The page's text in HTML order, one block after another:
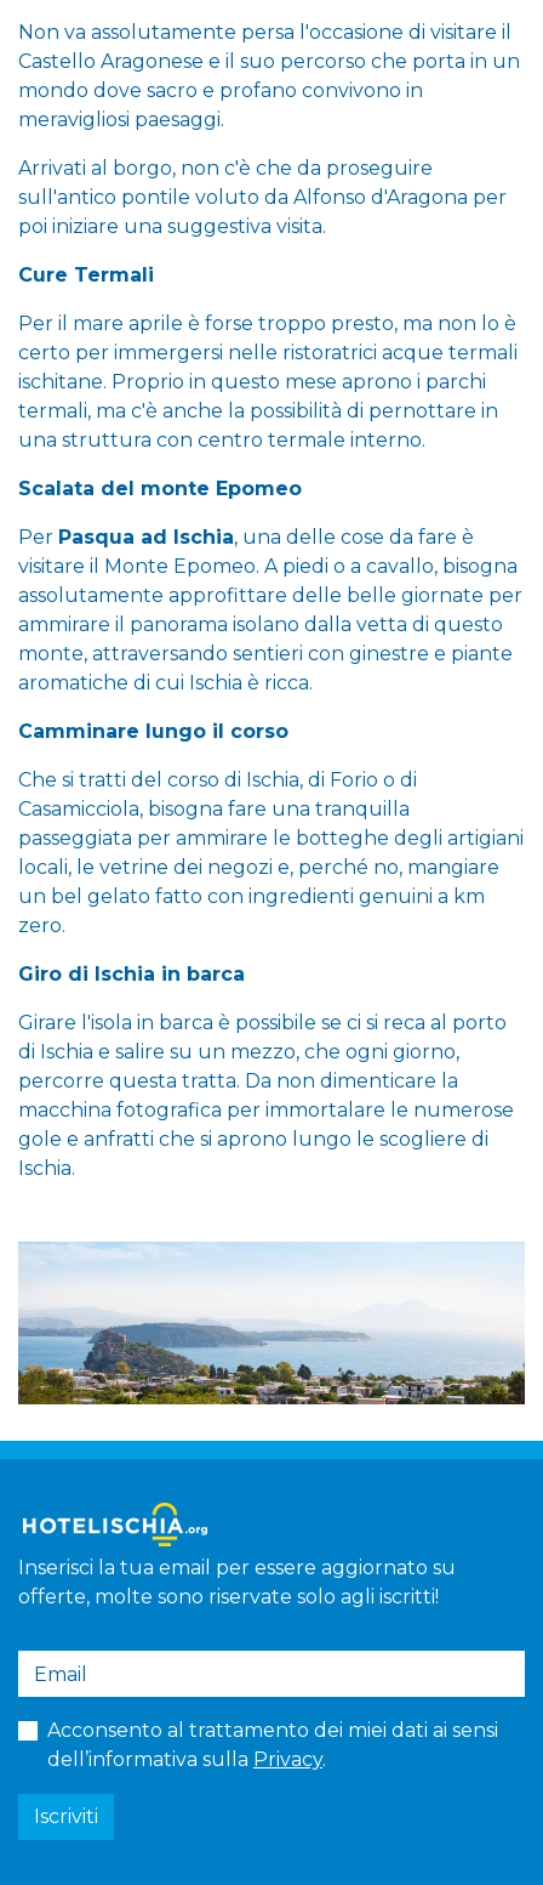
Non va assolutamente persa l'occasione di visitare il
Castello Aragonese e il suo percorso che porta in un
mondo dove sacro e profano convivono in
meravigliosi paesaggi.
Arrivati al borgo, non c'è che da proseguire
sull'antico pontile voluto da Alfonso d'Aragona per
poi iniziare una suggestiva visita.
Cure Termali
Per il mare aprile è forse troppo presto, ma non lo è
certo per immergersi nelle ristoratrici acque termali
ischitane. Proprio in questo mese aprono i parchi
termali, ma c'è anche la possibilità di pernottare in
una struttura con centro termale interno.
Scalata del monte Epomeo
Per Pasqua ad Ischia, una delle cose da fare è
visitare il Monte Epomeo. A piedi o a cavallo, bisogna
assolutamente approfittare delle belle giornate per
ammirare il panorama isolano dalla vetta di questo
monte, attraversando sentieri con ginestre e piante
aromatiche di cui Ischia è ricca.
Camminare lungo il corso
Che si tratti del corso di Ischia, di Forio o di
Casamicciola, bisogna fare una tranquilla
passeggiata per ammirare le botteghe degli artigiani
locali, le vetrine dei negozi e, perché no, mangiare
un bel gelato fatto con ingredienti genuini a km
zero.
Giro di Ischia in barca
Girare l'isola in barca è possibile se ci si reca al porto
di Ischia e salire su un mezzo, che ogni giorno,
percorre questa tratta. Da non dimenticare la
macchina fotografica per immortalare le numerose
gole e anfratti che si aprono lungo le scogliere di
Ischia.
Inserisci la tua email per essere aggiornato su
offerte, molte sono riservate solo agli iscritti!
Acconsento al trattamento dei miei dati ai sensi
dell’informativa sulla Privacy.
Iscriviti